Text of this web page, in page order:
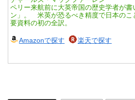
ペリー来航前に大英帝国の歴史学者が
ン」。 米英が恐るべき精度で日本のこ
要資料の初の全訳。
Amazonで探す 楽天で探す